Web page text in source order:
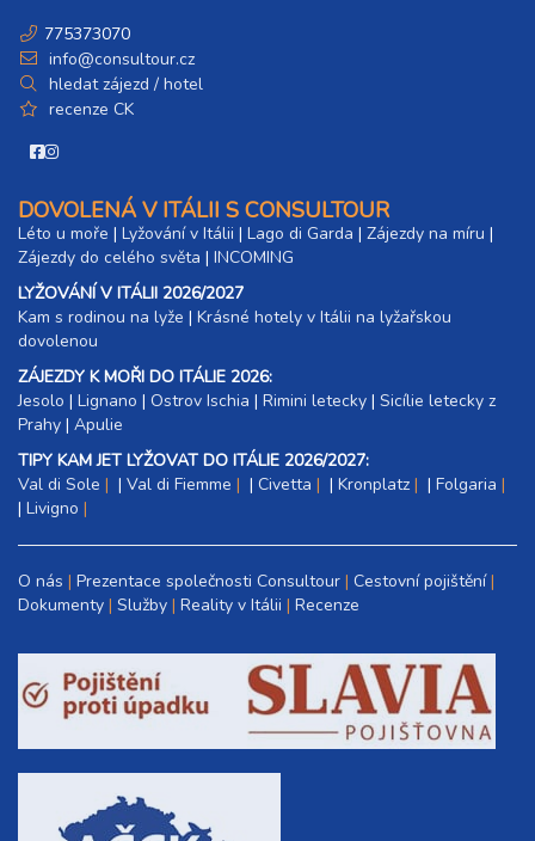
775373070
info@consultour.cz
hledat zájezd / hotel
recenze CK
DOVOLENÁ V ITÁLII S CONSULTOUR
Léto u moře | Lyžování v Itálii | Lago di Garda | Zájezdy na míru |
Zájezdy do celého světa | INCOMING
LYŽOVÁNÍ V ITÁLII 2026/2027
Kam s rodinou na lyže |​ Krásné hotely v Itálii na lyžařskou
dovolenou
ZÁJEZDY K MOŘI DO ITÁLIE 2026:
Jesolo | Lignano | Ostrov Ischia | Rimini letecky | Sicílie letecky z
Prahy | Apulie
TIPY KAM JET LYŽOVAT DO ITÁLIE 2026/2027:
Val di Sole
| Val di Fiemme | Civetta | Kronplatz | Folgaria
| Livigno
O nás Prezentace společnosti Consultour Cestovní pojištění
Dokumenty Služby Reality v Itálii Recenze